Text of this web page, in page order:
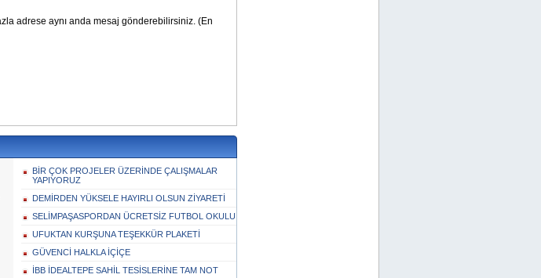
BİR ÇOK PROJELER ÜZERİNDE ÇALIŞMALAR
YAPIYORUZ
DEMİRDEN YÜKSELE HAYIRLI OLSUN ZİYARETİ
SELİMPAŞASPORDAN ÜCRETSİZ FUTBOL OKULU
UFUKTAN KURŞUNA TEŞEKKÜR PLAKETİ
GÜVENCİ HALKLA İÇİÇE
İBB İDEALTEPE SAHİL TESİSLERİNE TAM NOT